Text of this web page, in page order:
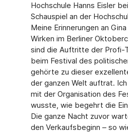
Hoch­schule Hanns Eisler
Schauspiel an der
Mei­ne Erinnerungen an
Wirken im Berliner
sind die Auftritte der Profi-
beim Festival des
gehörte zu dieser
der ganzen Welt auftrat.
mit der Organisation des
wusste, wie begehrt die
Die ganze Nacht zuvor
den Verkaufsbeginn – so